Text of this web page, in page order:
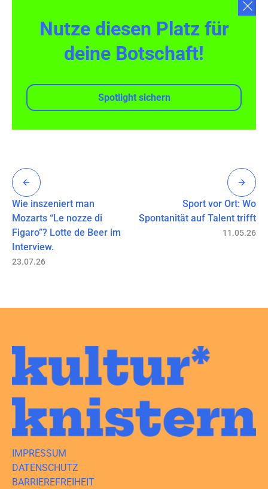
Nutze diesen Platz für
deine Botschaft!
Spotlight sichern
Wie inszeniert man
Mozarts “Le nozze di
Figaro”? Lotte de Beer im
Interview.
23.07.26
Sport vor Ort: Wo
Spontanität auf Talent trifft
11.05.26
IMPRESSUM
DATENSCHUTZ
BARRIEREFREIHEIT